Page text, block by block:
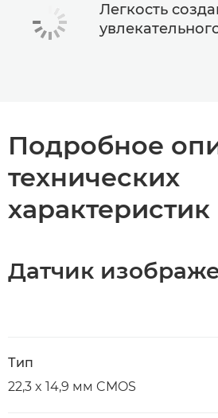
Легкость
Подробное
технических
характеристик
Датчик
Тип
22,3 x 14,9 мм CMOS